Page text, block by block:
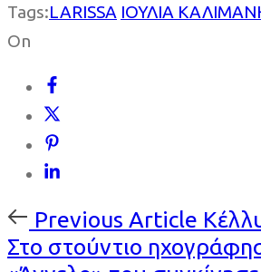
Tags:LARISSA ΙΟΥΛΙΑ
On
Previous
Article
Previous Article
Στο στούντιο